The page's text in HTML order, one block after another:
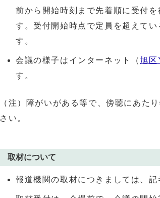
前から開始時刻まで先着順に受付
す。受付開始時点で定員を超えて
す。
会議の様子はインターネット（ 旭区
す。
（注）障がいがある等で、傍聴にあた
さい。
取材について
報道機関の取材につきましては、記